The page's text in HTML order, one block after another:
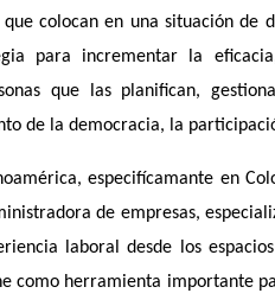
colocan en una situación de
para incrementar la
que las planifican,
de la democracia, la
especifícamante en
de empresas,
laboral desde los
como herramienta importante